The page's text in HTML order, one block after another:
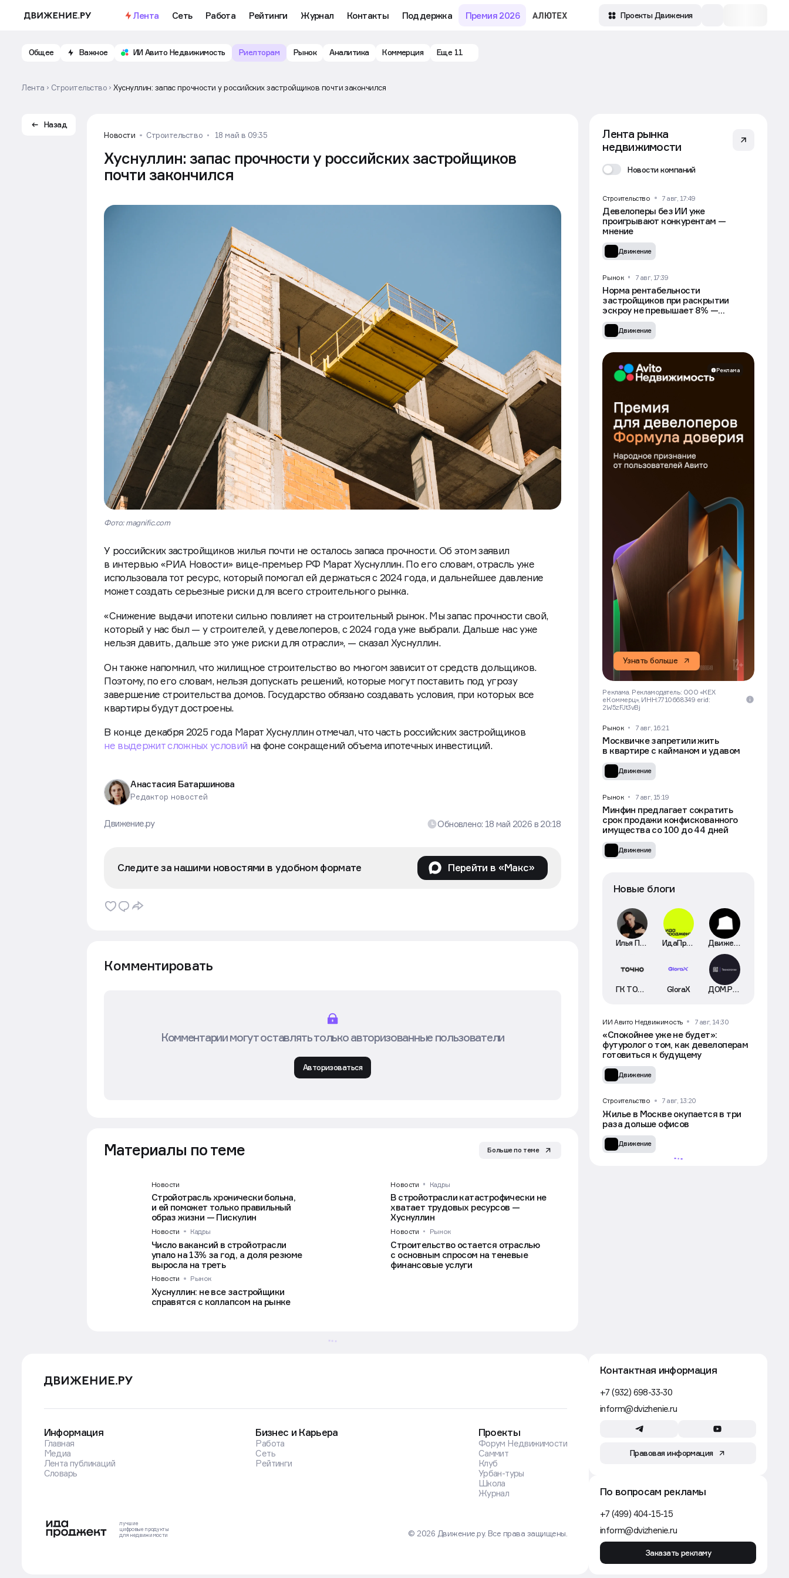
Лента Сеть Работа Рейтинги Журнал Контакты Поддержка Премия 2026 Проекты Движения
Общее Важное ИИ Авито Недвижимость Риелторам Рынок Аналитика Коммерция Еще 11
Лента Строительство Хуснуллин: запас прочности у российских застройщиков почти закончился
Назад
Новости
Строительство 18 май в 09:35
Хуснуллин: запас прочности у российских застройщиков
почти закончился
Фото: magnific.com
У российских застройщиков жилья почти не осталось запаса прочности. Об этом заявил
в интервью «РИА Новости» вице-премьер РФ Марат Хуснуллин. По его словам, отрасль уже
использовала тот ресурс, который помогал ей держаться с 2024 года, и дальнейшее давление
может создать серьезные риски для всего строительного рынка.
«Снижение выдачи ипотеки сильно повлияет на строительный рынок. Мы запас прочности свой,
который у нас был — у строителей, у девелоперов, с 2024 года уже выбрали. Дальше нас уже
нельзя давить, дальше это уже риски для отрасли», — сказал Хуснуллин.
Он также напомнил, что жилищное строительство во многом зависит от средств дольщиков.
Поэтому, по его словам, нельзя допускать решений, которые могут поставить под угрозу
завершение строительства домов. Государство обязано создавать условия, при которых все
квартиры будут достроены.
В конце декабря 2025 года Марат Хуснуллин отмечал, что часть российских застройщиков
не выдержит сложных условий на фоне сокращений объема ипотечных инвестиций.
Анастасия Батаршинова
Редактор новостей
Движение.ру Обновлено: 18 май 2026 в 20:18
Следите за нашими новостями в удобном формате Перейти в «Макс»
Комментировать
Комментарии могут оставлять только авторизованные пользователи
Авторизоваться
Материалы по теме Больше по теме
Новости
Стройотрасль хронически больна,
и ей поможет только правильный
образ жизни — Пискулин
Новости Кадры
В стройотрасли катастрофически не
хватает трудовых ресурсов —
Хуснуллин
Новости Кадры
Число вакансий в стройотрасли
упало на 13% за год, а доля резюме
выросла на треть
Новости Рынок
Строительство остается отраслью
с основным спросом на теневые
финансовые услуги
Новости Рынок
Хуснуллин: не все застройщики
справятся с коллапсом на рынке
Лента рынка
недвижимости
Новости компаний
Строительство 7 авг, 17:49
Девелоперы без ИИ уже
проигрывают конкурентам —
мнение
Движение
Рынок 7 авг, 17:39
Норма рентабельности
застройщиков при раскрытии
эскроу не превышает 8% —
Минстрой
Движение
Реклама
Узнать больше
Реклама. Рекламодатель: ООО «КЕХ
еКоммерц», ИНН:7710668349 erid:
2W5zFJt3vBj
Рынок 7 авг, 16:21
Москвичке запретили жить
в квартире с кайманом и удавом
Движение
Рынок 7 авг, 15:19
Минфин предлагает сократить
срок продажи конфискованного
имущества со 100 до 44 дней
Движение
Новые блоги
Илья Пискулин ИдаПроджект Движение
ГК ТОЧНО GloraX ДОМ.РФ Технологии
ИИ Авито Недвижимость 7 авг, 14:30
«Спокойнее уже не будет»:
футуролог о том, как девелоперам
готовиться к будущему
Движение
Строительство 7 авг, 13:20
Жилье в Москве окупается в три
раза дольше офисов
Движение
Закон и право 7 авг, 11:39
в зонах подтоплений
Строители в России зарабатывают
до шести раз меньше, чем в США
Движение
7 авг, 09:49
Ввод жилья упадет к 2030 году